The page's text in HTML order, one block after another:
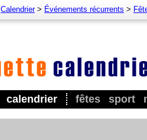
calendrier fêtes sport
Calendrier> Événements récurrents >